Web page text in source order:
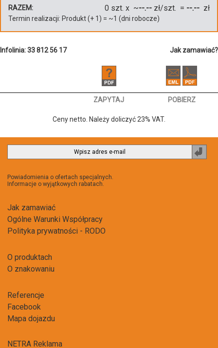
RAZEM: 0 szt. x ~--.-- zł/szt. = --.-- zł
Termin realizacji: Produkt(+ 1 ) = ~1 (dni robocze)
Infolinia: 33 812 56 17 Jak zamawiać?
ZAPYTAJ POBIERZ
Ceny netto. Należy doliczyć 23% VAT.
Powiadomienia o ofertach specjalnych.
Informacje o wyjątkowych rabatach.
Jak zamawiać
Ogólne Warunki Współpracy
Polityka prywatności - RODO
O produktach
O znakowaniu
Referencje
Facebook
Mapa dojazdu
NETRA Reklama